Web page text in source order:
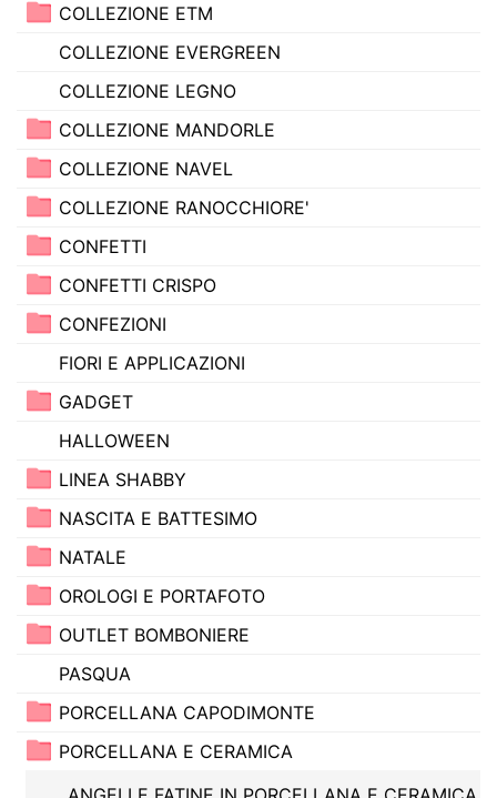
COLLEZIONE ETM
COLLEZIONE EVERGREEN
COLLEZIONE LEGNO
COLLEZIONE MANDORLE
COLLEZIONE NAVEL
COLLEZIONE RANOCCHIORE'
CONFETTI
CONFETTI CRISPO
CONFEZIONI
FIORI E APPLICAZIONI
GADGET
HALLOWEEN
LINEA SHABBY
NASCITA E BATTESIMO
NATALE
OROLOGI E PORTAFOTO
OUTLET BOMBONIERE
PASQUA
PORCELLANA CAPODIMONTE
PORCELLANA E CERAMICA